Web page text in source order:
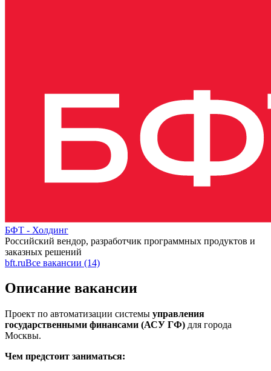
БФТ - Холдинг
Российский вендор, разработчик программных продуктов и
заказных решений
bft.ruВсе вакансии (14)
Описание вакансии
Проект по автоматизации системы управления
государственными финансами (АСУ ГФ) для города
Москвы.
Чем предстоит заниматься: